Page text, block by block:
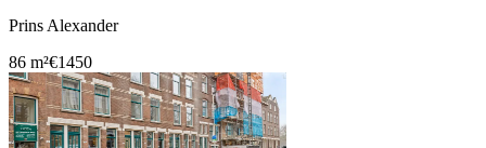
Prins Alexander
86 m²€1450